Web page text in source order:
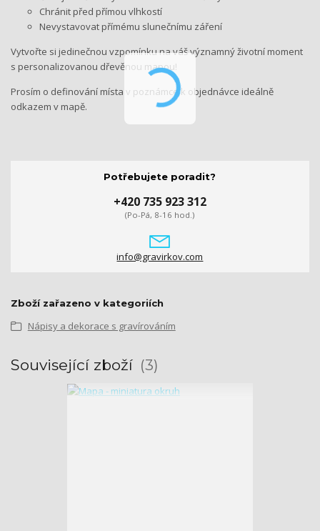
Chránit před přímou vlhkostí
Nevystavovat přímému slunečnímu záření
Vytvořte si jedinečnou vzpomínku na váš významný životní moment
s personalizovanou dřevěnou mapou!
Prosím o definování místa v poznámce k objednávce ideálně
odkazem v mapě.
Potřebujete poradit?
+420 735 923 312
(Po-Pá, 8-16 hod.)
info@gravirkov.com
Zboží zařazeno v kategoriích
Nápisy a dekorace s gravírováním
Související zboží 3